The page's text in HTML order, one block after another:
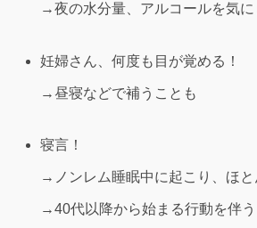
→夜の水分量、アルコールを気に
妊婦さん、何度も目が覚める！
→昼寝などで補うことも
寝言！
→ノンレム睡眠中に起こり、ほと
→40代以降から始まる行動を伴